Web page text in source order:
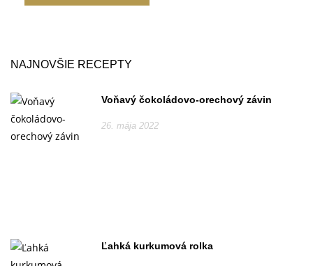
NAJNOVŠIE RECEPTY
Voňavý čokoládovo-orechový závin
26. mája 2022
Ľahká kurkumová rolka